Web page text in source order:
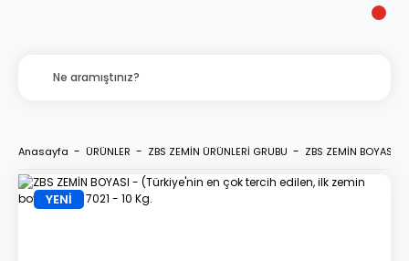
Anasayfa ÜRÜNLER ZBS ZEMİN ÜRÜNLERİ GRUBU ZBS ZEMİN
YENİ